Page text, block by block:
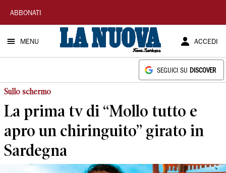
La
Nuova
Sardegna
ABBONATI
MENU ACCEDI
SEGUICI SU DISCOVER
Sullo schermo
La prima tv di “Mollo tutto e
apro un chiringuito” girato in
Sardegna